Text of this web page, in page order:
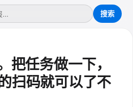
把任务做一下，
扫码就可以了不